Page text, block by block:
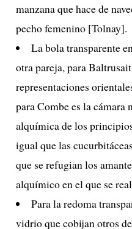
manzana que hace de
pecho femenino [Tolnay].
La bola transparente
otra pareja, para
representaciones
para Combe es la cámara
alquímica de los
igual que las
que se refugian los
alquímico en el que se
Para la redoma
vidrio que cobijan otros